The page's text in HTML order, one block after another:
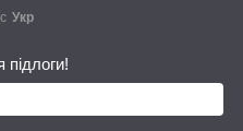
договір
Укр
підлоги!